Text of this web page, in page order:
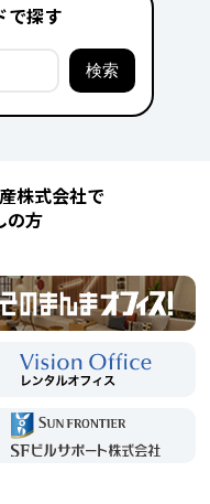
で探す
株式会社で
の方